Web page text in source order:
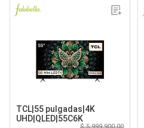
TCL|55 pulgadas|4K
UHD|QLED|55C6K
$ 5.999.900,00